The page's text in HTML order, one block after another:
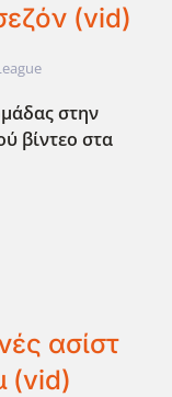
(vid)
στην
βίντεο στα
ασίστ
(vid)